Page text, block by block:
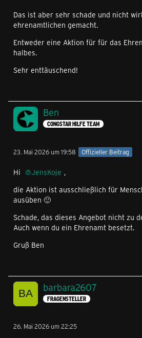
Das ist aber sehr schade und nicht
ehrenamtlichen gemacht.
Entweder eine Aktion für für das
halbes.
Sehr enttäuschend!
Ben
CONGSTAR HILFE TEAM
23. Mai 2026 um 19:58 Offizieller Beitrag
Hi JensKoje ,
die Aktion ist ausschließlich für
ausüben 🙂
Schade, das dieses Angebot nicht zu
Auch wenn du ein Ehrenamt besetzt.
Gruß Ben
barbara2607
FRAGENSTELLER
26. Mai 2026 um 22:25